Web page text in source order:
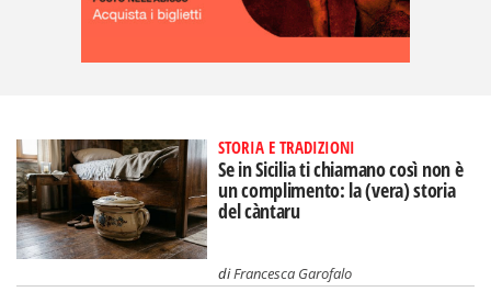
STORIA E TRADIZIONI
Se in Sicilia ti chiamano così non è
un complimento: la (vera) storia
del càntaru
diFrancesca Garofalo